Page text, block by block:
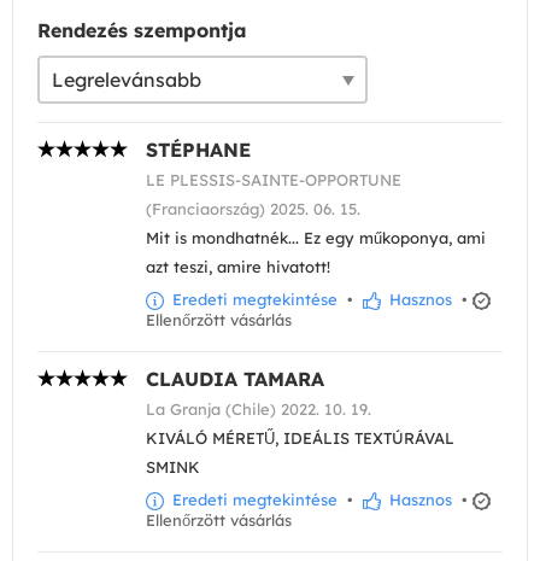
Rendezés szempontja
STÉPHANE
LE PLESSIS-SAINTE-OPPORTUNE
(Franciaország) 2025. 06. 15.
Mit is mondhatnék... Ez egy műkoponya, ami
azt teszi, amire hivatott!
Eredeti megtekintése • Hasznos •
Ellenőrzött vásárlás
CLAUDIA TAMARA
La Granja (Chile) 2022. 10. 19.
KIVÁLÓ MÉRETŰ, IDEÁLIS TEXTÚRÁVAL
SMINK
Eredeti megtekintése • Hasznos •
Ellenőrzött vásárlás